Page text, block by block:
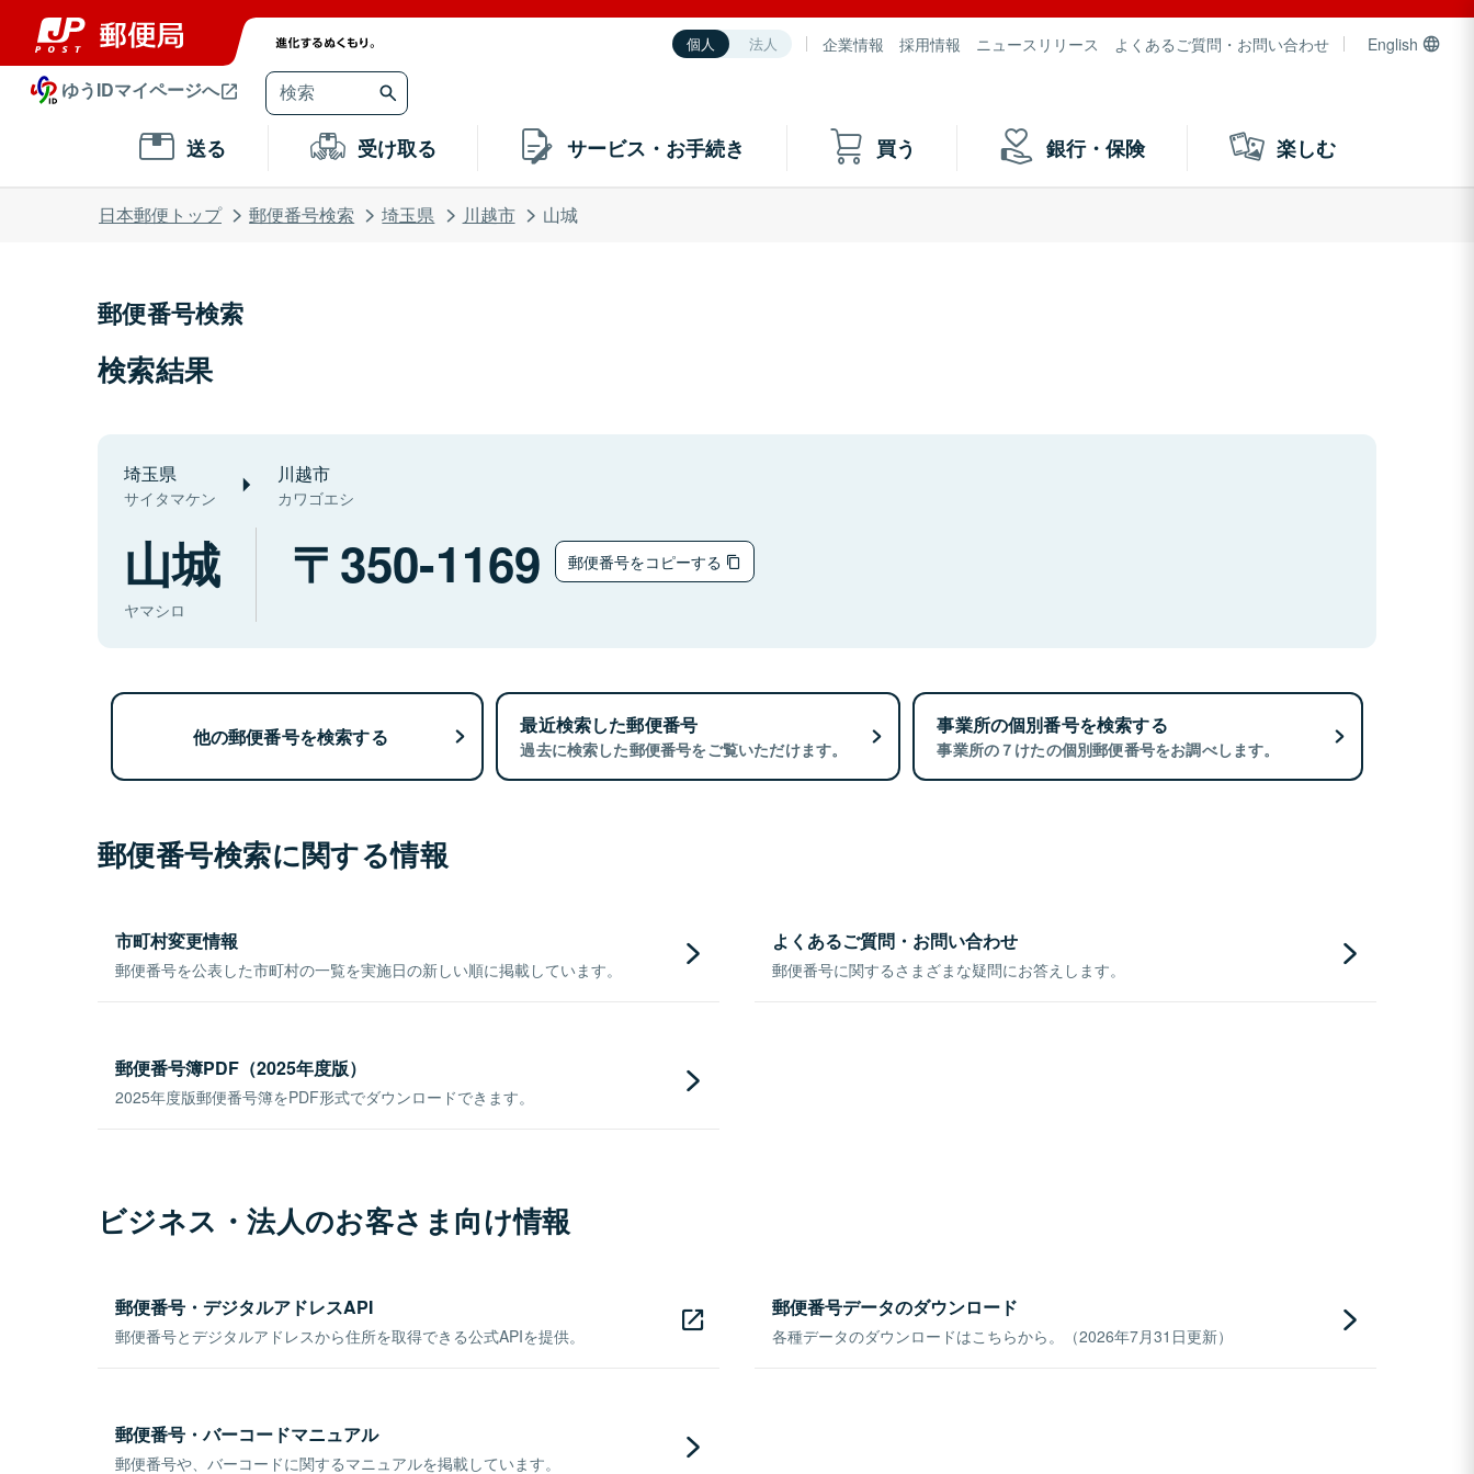
個人 法人 企業情報 採用情報 ニュースリリース よくあるご質問・お問い合わせ English
ゆうIDマイページへ
送る 受け取る サービス・お手続き 買う 銀行・保険 楽しむ
日本郵便トップ 郵便番号検索 埼玉県 川越市 山城
郵便番号検索
検索結果
埼玉県
サイタマケン
川越市
カワゴエシ
山城
ヤマシロ
350-1169 郵便番号をコピーする
他の郵便番号を検索する 最近検索した郵便番号
過去に検索した郵便番号をご覧いただけます。
事業所の個別番号を検索する
事業所の７けたの個別郵便番号をお調べします。
郵便番号検索に関する情報
市町村変更情報
郵便番号を公表した市町村の一覧を実施日の新しい順に掲載しています。
よくあるご質問・お問い合わせ
郵便番号に関するさまざまな疑問にお答えします。
郵便番号簿PDF（2025年度版）
2025年度版郵便番号簿をPDF形式でダウンロードできます。
ビジネス・法人のお客さま向け情報
郵便番号・デジタルアドレスAPI
郵便番号とデジタルアドレスから住所を取得できる公式APIを提供。
郵便番号データのダウンロード
各種データのダウンロードはこちらから。（2026年7月31日更新）
郵便番号・バーコードマニュアル
郵便番号や、バーコードに関するマニュアルを掲載しています。